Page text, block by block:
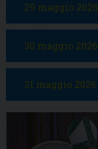
29 maggio 2026
30 maggio 2026
31 maggio 2026